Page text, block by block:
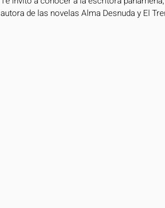
autora de las novelas Alma Desnuda y El